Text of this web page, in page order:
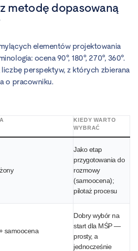
metodę dopasowaną
elementów projektowania
ocena 90°, 180°, 270°, 360°.
perspektyw, z których zbierana
o pracowniku.
KIEDY WARTO
WYBRAĆ
Jako etap
przygotowania do
rozmowy
(samoocena);
pilotaż procesu
samoocena
Dobry wybór na
start dla MŚP —
prosty, a
jednocześnie